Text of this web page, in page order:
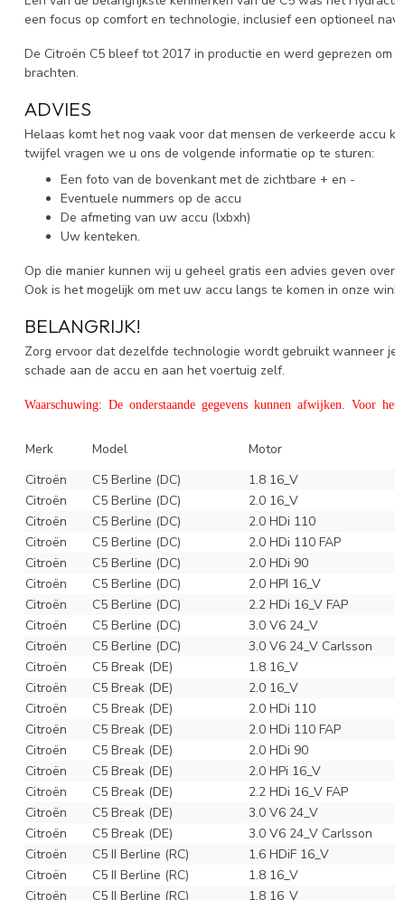
een focus op comfort en technologie, inclusief een optioneel
De Citroën C5 bleef tot 2017 in productie en werd geprezen
brachten.
ADVIES
Helaas komt het nog vaak voor dat mensen de verkeerde
twijfel vragen we u ons de volgende informatie op te sturen:
Een foto van de bovenkant met de zichtbare + en -
Eventuele nummers op de accu
De afmeting van uw accu (lxbxh)
Uw kenteken.
Op die manier kunnen wij u geheel gratis een advies geven
Ook is het mogelijk om met uw accu langs te komen in onze
BELANGRIJK!
Zorg ervoor dat dezelfde technologie wordt gebruikt wanneer
schade aan de accu en aan het voertuig zelf.
Waarschuwing: De onderstaande gegevens kunnen afwijken.
Merk Model Motor
Citroën
C5 Berline (DC) 1.8 16_V
Citroën
C5 Berline (DC) 2.0 16_V
Citroën
C5 Berline (DC) 2.0 HDi 110
Citroën
C5 Berline (DC) 2.0 HDi 110 FAP
Citroën
C5 Berline (DC) 2.0 HDi 90
Citroën
C5 Berline (DC) 2.0 HPI 16_V
Citroën
C5 Berline (DC) 2.2 HDi 16_V FAP
Citroën
C5 Berline (DC) 3.0 V6 24_V
Citroën
C5 Berline (DC) 3.0 V6 24_V Carlsson
Citroën
C5 Break (DE) 1.8 16_V
Citroën
C5 Break (DE) 2.0 16_V
Citroën
C5 Break (DE) 2.0 HDi 110
Citroën
C5 Break (DE) 2.0 HDi 110 FAP
Citroën
C5 Break (DE) 2.0 HDi 90
Citroën
C5 Break (DE) 2.0 HPi 16_V
Citroën
C5 Break (DE) 2.2 HDi 16_V FAP
Citroën
C5 Break (DE) 3.0 V6 24_V
Citroën
C5 Break (DE) 3.0 V6 24_V Carlsson
Citroën
C5 II Berline (RC) 1.6 HDiF 16_V
Citroën
C5 II Berline (RC) 1.8 16_V
Citroën
C5 II Berline (RC) 1.8 16_V